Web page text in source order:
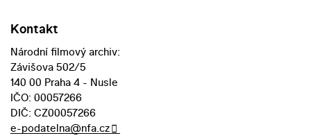
Kontakt
Národní filmový archiv:
Závišova 502/5
140 00 Praha 4 - Nusle
IČO: 00057266
DIČ: CZ00057266
e-podatelna@nfa.cz